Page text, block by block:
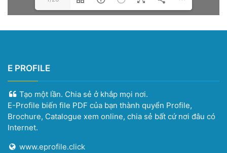
E PROFILE
Tạo một lần. Chia sẻ ở khắp mọi nơi.
E-Profile biến file PDF của bạn thành quyển Profile,
Brochure, Catalogue xem online, chia sẻ bất cứ nơi đâu có
Internet.
www.eprofile.click